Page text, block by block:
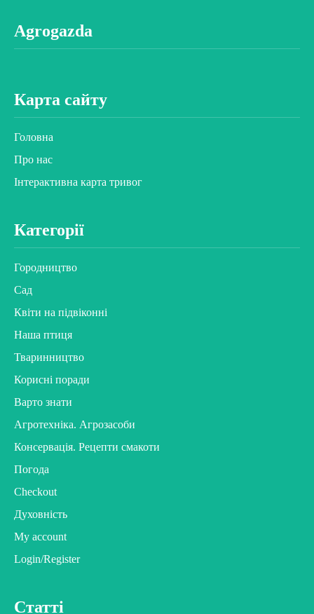
Agrogazda
Карта сайту
Головна
Про нас
Інтерактивна карта тривог
Категорії
Городництво
Сад
Квіти на підвіконні
Наша птиця
Тваринництво
Корисні поради
Варто знати
Агротехніка. Агрозасоби
Консервація. Рецепти смакоти
Погода
Checkout
Духовність
My account
Login/Register
Статті